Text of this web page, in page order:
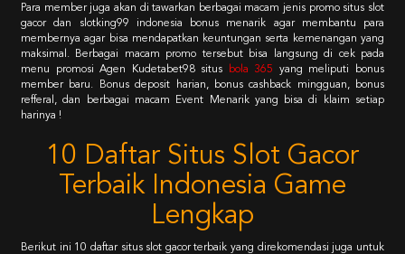
Para member juga akan di tawarkan berbagai macam jenis promo situs slot
gacor dan slotking99 indonesia bonus menarik agar membantu para
membernya agar bisa mendapatkan keuntungan serta kemenangan yang
maksimal. Berbagai macam promo tersebut bisa langsung di cek pada
menu promosi Agen Kudetabet98 situs
bola 365
yang meliputi bonus
member baru. Bonus deposit harian, bonus cashback mingguan, bonus
refferal, dan berbagai macam Event Menarik yang bisa di klaim setiap
harinya !
10 Daftar Situs Slot Gacor
Terbaik Indonesia Game
Lengkap
Berikut ini 10 daftar situs slot gacor terbaik yang direkomendasi juga untuk